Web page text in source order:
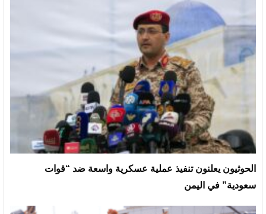
الحوثيون يعلنون تنفيذ عملية عسكرية واسعة ضد “قوات
سعودية” في اليمن